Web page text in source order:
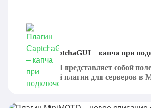
Плагин CaptchaGUI – капча при
CaptchaGUI представляет собой
интересный плагин для серверов в